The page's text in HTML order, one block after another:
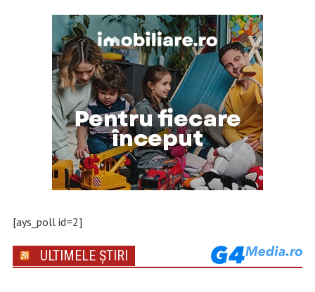
[ays_poll id=2]
ULTIMELE ȘTIRI